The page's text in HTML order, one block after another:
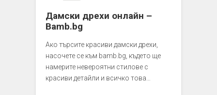
Дамски дрехи онлайн –
Bamb.bg
Ако търсите красиви дамски дрехи,
насочете се към bamb.bg, където ще
намерите невероятни стилове с
красиви детайли и всичко това…